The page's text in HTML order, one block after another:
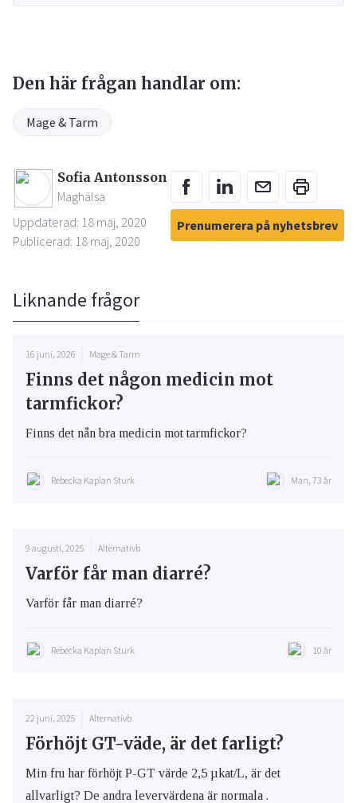
Den här frågan handlar om:
Mage & Tarm
Sofia Antonsson
Maghälsa
Uppdaterad: 18 maj, 2020
Publicerad: 18 maj, 2020
Prenumerera på nyhetsbrev
Liknande frågor
16 juni, 2026 Mage & Tarm
Finns det någon medicin mot
tarmfickor?
Finns det nån bra medicin mot tarmfickor?
Rebecka Kaplan Sturk Man, 73 år
9 augusti, 2025 Alternativb
Varför får man diarré?
Varför får man diarré?
Rebecka Kaplan Sturk 10 år
22 juni, 2025 Alternativb
Förhöjt GT-väde, är det farligt?
Min fru har förhöjt P-GT värde 2,5 µkat/L, är det
allvarligt? De andra levervärdena är normala .